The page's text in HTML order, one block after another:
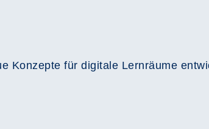
Konzepte für digitale Lernräume